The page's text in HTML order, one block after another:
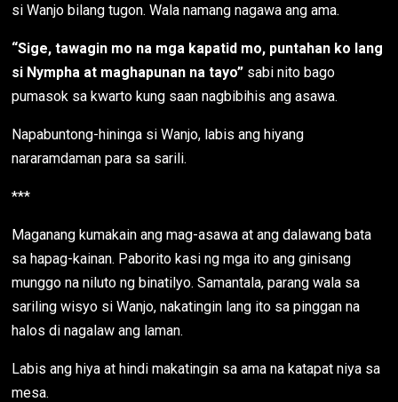
si Wanjo bilang tugon. Wala namang nagawa ang ama.
“Sige, tawagin mo na mga kapatid mo, puntahan ko lang
si Nympha at maghapunan na tayo” sabi nito bago
pumasok sa kwarto kung saan nagbibihis ang asawa.
Napabuntong-hininga si Wanjo, labis ang hiyang
nararamdaman para sa sarili.
***
Maganang kumakain ang mag-asawa at ang dalawang bata
sa hapag-kainan. Paborito kasi ng mga ito ang ginisang
munggo na niluto ng binatilyo. Samantala, parang wala sa
sariling wisyo si Wanjo, nakatingin lang ito sa pinggan na
halos di nagalaw ang laman.
Labis ang hiya at hindi makatingin sa ama na katapat niya sa
mesa.